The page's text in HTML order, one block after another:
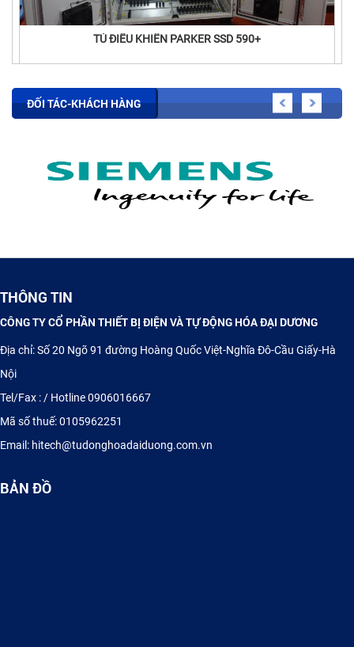
TỦ ĐIỆN ĐIỀU KHIỂN PLC - HMI
ĐỐI TÁC-KHÁCH HÀNG
THÔNG TIN
CÔNG TY CỔ PHẦN THIẾT BỊ ĐIỆN VÀ TỰ ĐỘNG HÓA ĐẠI DƯƠNG
Địa chỉ: Số 20 Ngõ 91 đường Hoàng Quốc Việt-Nghĩa Đô-Cầu Giấy-Hà
Nội
Tel/Fax : / Hotline 0906016667
Mã số thuế: 0105962251
Email: hitech@tudonghoadaiduong.com.vn
BẢN ĐỒ